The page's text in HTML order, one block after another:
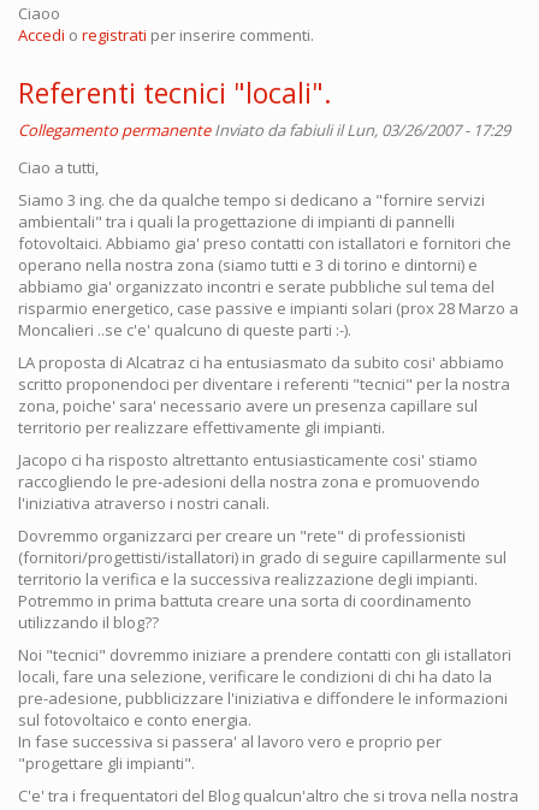
Ciaoo
Accedi o registrati per inserire commenti.
Referenti tecnici "locali".
Collegamento permanente Inviato dafabiuliil Lun, 03/26/2007 - 17:29
Ciao a tutti,
Siamo 3 ing. che da qualche tempo si dedicano a "fornire servizi
ambientali" tra i quali la progettazione di impianti di pannelli
fotovoltaici. Abbiamo gia' preso contatti con istallatori e fornitori che
operano nella nostra zona (siamo tutti e 3 di torino e dintorni) e
abbiamo gia' organizzato incontri e serate pubbliche sul tema del
risparmio energetico, case passive e impianti solari (prox 28 Marzo a
Moncalieri ..se c'e' qualcuno di queste parti :-).
LA proposta di Alcatraz ci ha entusiasmato da subito cosi' abbiamo
scritto proponendoci per diventare i referenti "tecnici" per la nostra
zona, poiche' sara' necessario avere un presenza capillare sul
territorio per realizzare effettivamente gli impianti.
Jacopo ci ha risposto altrettanto entusiasticamente cosi' stiamo
raccogliendo le pre-adesioni della nostra zona e promuovendo
l'iniziativa atraverso i nostri canali.
Dovremmo organizzarci per creare un "rete" di professionisti
(fornitori/progettisti/istallatori) in grado di seguire capillarmente sul
territorio la verifica e la successiva realizzazione degli impianti.
Potremmo in prima battuta creare una sorta di coordinamento
utilizzando il blog??
Noi "tecnici" dovremmo iniziare a prendere contatti con gli istallatori
locali, fare una selezione, verificare le condizioni di chi ha dato la
pre-adesione, pubblicizzare l'iniziativa e diffondere le informazioni
sul fotovoltaico e conto energia.
In fase successiva si passera' al lavoro vero e proprio per
"progettare gli impianti".
C'e' tra i frequentatori del Blog qualcun'altro che si trova nella nostra